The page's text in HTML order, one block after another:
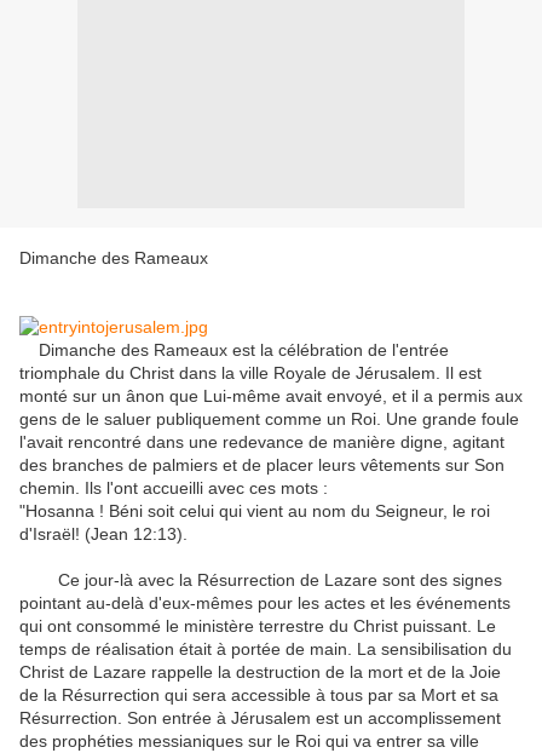
Dimanche des Rameaux
Dimanche des Rameaux est la célébration de l'entrée
triomphale du Christ dans la ville Royale de Jérusalem
Il est
monté sur un ânon que Lui-même avait envoyé et il a permis aux
gens de le saluer publiquement comme un Roi Une grande foule
l'avait rencontré dans une redevance de manière digne agitant
des branches de palmiers et de placer leurs vêtements sur Son
chemin
Ils l'ont accueilli avec ces mots :
"Hosanna ! Béni soit celui qui vient au nom du Seigneur, le roi
d'Israël! (Jean 12:13)
Ce jour-là avec la Résurrection de Lazare sont des signes
pointant au-delà d'eux-mêmes pour les actes et les événements
qui ont consommé le ministère terrestre du Christ puissant Le
temps de réalisation était à portée de main La sensibilisation du
Christ de Lazare rappelle la destruction de la mort et de la Joie
de la Résurrection qui sera accessible à tous par sa Mort et sa
Résurrection Son entrée à Jérusalem est un accomplissement
des prophéties messianiques sur le Roi qui va entrer sa ville